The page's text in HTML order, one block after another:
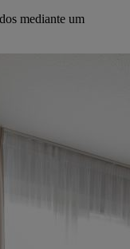
mediante um